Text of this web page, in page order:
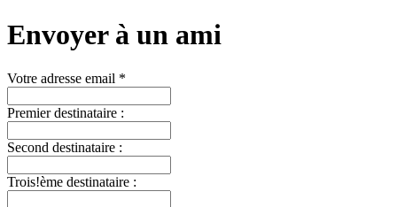
Envoyer à un ami
Votre adresse email *
Premier destinataire :
Second destinataire :
Trois!ème destinataire :